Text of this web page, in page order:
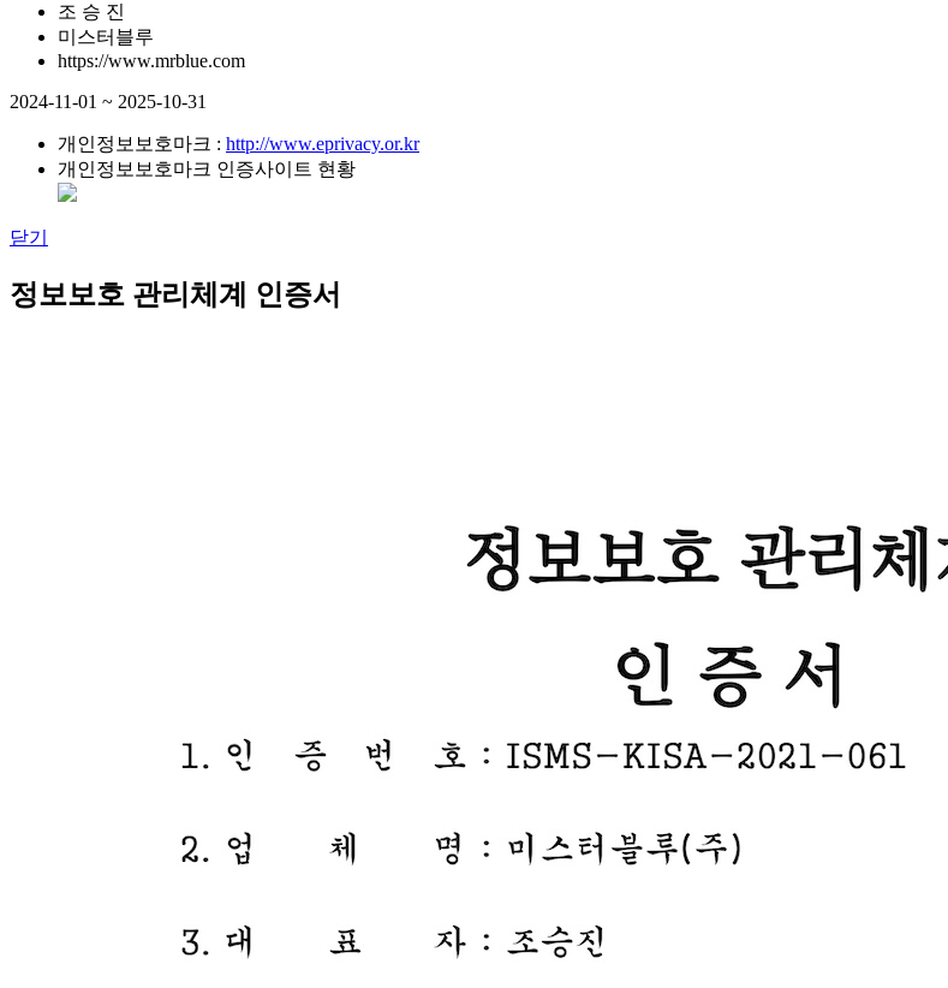
조 승 진
미스터블루
https://www.mrblue.com
2024-11-01 ~ 2025-10-31
개인정보보호마크 : http://www.eprivacy.or.kr
개인정보보호마크 인증사이트 현황
닫기
정보보호 관리체계 인증서